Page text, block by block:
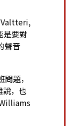
Valtteri,
是要對
聲音
題，
，也